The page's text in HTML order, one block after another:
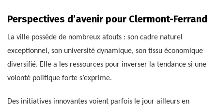
Perspectives d’avenir pour Clermont-Ferrand
La ville possède de nombreux atouts : son cadre naturel
exceptionnel, son université dynamique, son tissu économique
diversifié. Elle a les ressources pour inverser la tendance si une
volonté politique forte s’exprime.
Des initiatives innovantes voient parfois le jour ailleurs en